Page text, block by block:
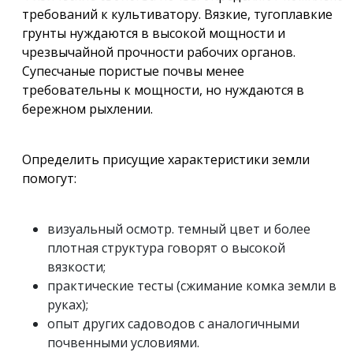
требований к культиватору. Вязкие, тугоплавкие
грунты нуждаются в высокой мощности и
чрезвычайной прочности рабочих органов.
Супесчаные пористые почвы менее
требовательны к мощности, но нуждаются в
бережном рыхлении.
Определить присущие характеристики земли
помогут:
визуальный осмотр. темный цвет и более
плотная структура говорят о высокой
вязкости;
практические тесты (сжимание комка земли в
руках);
опыт других садоводов с аналогичными
почвенными условиями.